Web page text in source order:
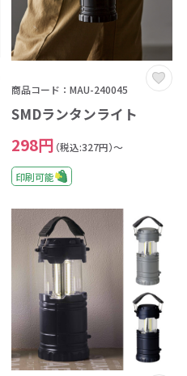
商品コード：MAU-240045
SMDランタンライト
298円 （税込:327円）～
印刷可能